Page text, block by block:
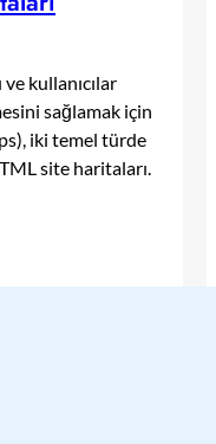
kullanıcılar
sağlamak için
iki temel türde
site haritaları.